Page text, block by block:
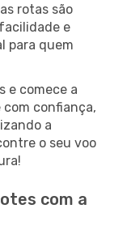
rotas são
e
para quem
e comece a
com confiança,
a
o seu voo
com a